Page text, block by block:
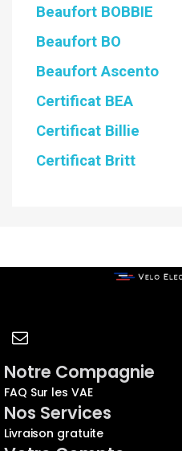
Beaufort BOBBIE
Beaufort BO
Beaufort Ascento
Certificat BEA
Certificat Billie
Certificat Britt
Notre Compagnie
FAQ Sur les VAE
Nos Services
Livraison gratuite